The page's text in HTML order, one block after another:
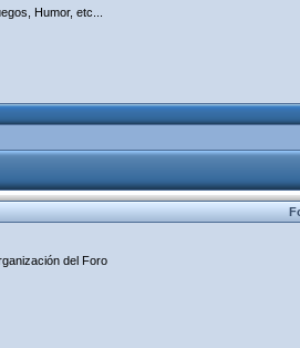
Humor, etc...
del Foro